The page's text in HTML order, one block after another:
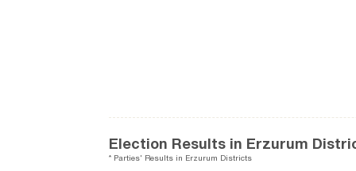
Election Results in Erzurum
* Parties' Results in Erzurum Districts